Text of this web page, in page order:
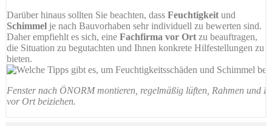
Darüber hinaus sollten Sie beachten, dass Feuchtigkeit und
Schimmel je nach Bauvorhaben sehr individuell zu bewerten sind.
Daher empfiehlt es sich, eine Fachfirma vor Ort zu beauftragen,
die Situation zu begutachten und Ihnen konkrete Hilfestellungen zu
bieten.
Fenster nach ÖNORM montieren, regelmäßig lüften, Rahmen und
vor Ort beiziehen.